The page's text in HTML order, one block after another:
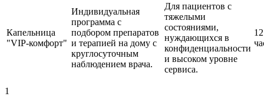
Капельница
"VIP-комфорт"
Индивидуальная
программа с
подбором препаратов
и терапией на дому с
круглосуточным
наблюдением врача.
Для пациентов с
тяжелыми
состояниями,
нуждающихся в
конфиденциальности
и высоком уровне
сервиса.
12
1